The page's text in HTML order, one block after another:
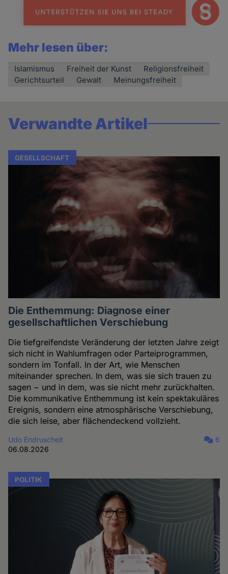
Mehr lesen über:
Islamismus Freiheit der Kunst
Religionsfreiheit
Gerichtsurteil
Gewalt Meinungsfreiheit
Verwandte Artikel
GESELLSCHAFT
Die Enthemmung: Diagnose einer
gesellschaftlichen Verschiebung
Die tiefgreifendste Veränderung der letzten Jahre zeigt
sich nicht in Wahlumfragen oder Parteiprogrammen,
sondern im Tonfall. In der Art, wie Menschen
miteinander sprechen. In dem, was sie sich trauen zu
sagen − und in dem, was sie nicht mehr zurückhalten.
Die kommunikative Enthemmung ist kein spektakuläres
Ereignis, sondern eine atmosphärische Verschiebung,
die sich leise, aber flächendeckend vollzieht.
Udo Endruscheit
06.08.2026
6
POLITIK